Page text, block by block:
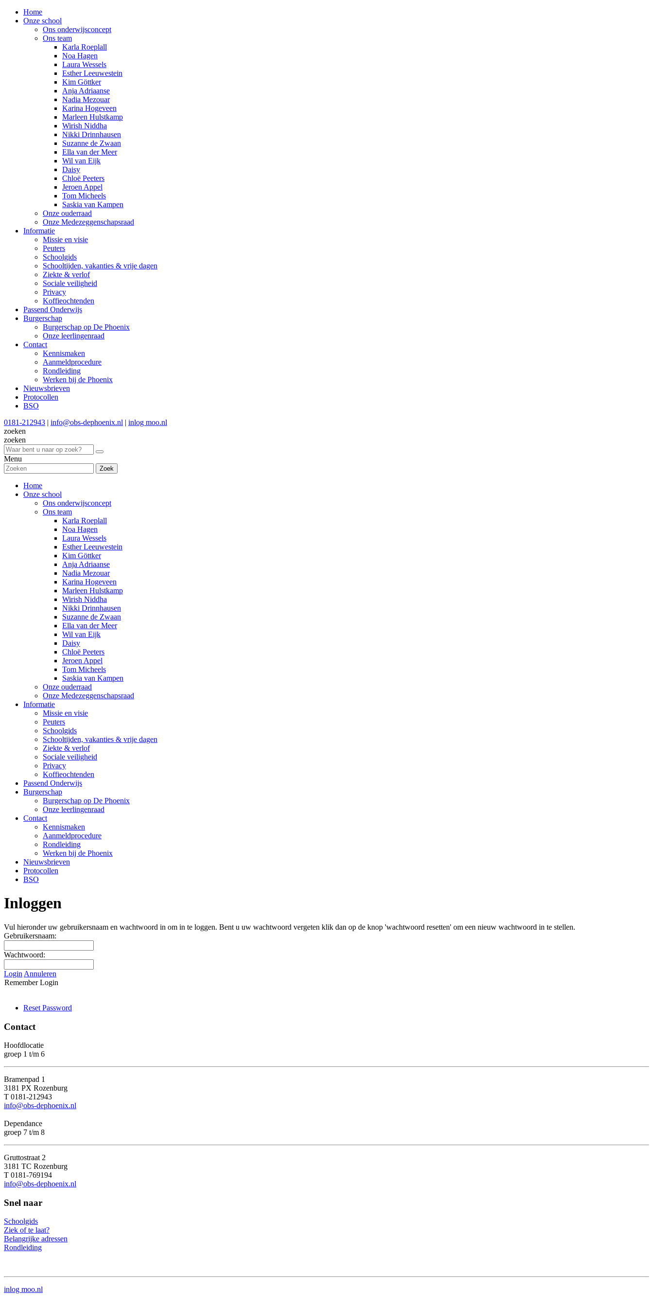
Home
Onze school
Ons onderwijsconcept
Ons team
Karla Roeplall
Noa Hagen
Laura Wessels
Esther Leeuwestein
Kim Göttker
Anja Adriaanse
Nadia Mezouar
Karina Hogeveen
Marleen Hulstkamp
Wirish Niddha
Nikki Drinnhausen
Suzanne de Zwaan
Ella van der Meer
Wil van Eijk
Daisy
Chloë Peeters
Jeroen Appel
Tom Micheels
Saskia van Kampen
Onze ouderraad
Onze Medezeggenschapsraad
Informatie
Missie en visie
Peuters
Schoolgids
Schooltijden, vakanties & vrije dagen
Ziekte & verlof
Sociale veiligheid
Privacy
Koffieochtenden
Passend Onderwijs
Burgerschap
Burgerschap op De Phoenix
Onze leerlingenraad
Contact
Kennismaken
Aanmeldprocedure
Rondleiding
Werken bij de Phoenix
Nieuwsbrieven
Protocollen
BSO
0181-212943 | info@obs-dephoenix.nl | inlog moo.nl
zoeken
zoeken
Menu
Zoek
Home
Onze school
Ons onderwijsconcept
Ons team
Karla Roeplall
Noa Hagen
Laura Wessels
Esther Leeuwestein
Kim Göttker
Anja Adriaanse
Nadia Mezouar
Karina Hogeveen
Marleen Hulstkamp
Wirish Niddha
Nikki Drinnhausen
Suzanne de Zwaan
Ella van der Meer
Wil van Eijk
Daisy
Chloë Peeters
Jeroen Appel
Tom Micheels
Saskia van Kampen
Onze ouderraad
Onze Medezeggenschapsraad
Informatie
Missie en visie
Peuters
Schoolgids
Schooltijden, vakanties & vrije dagen
Ziekte & verlof
Sociale veiligheid
Privacy
Koffieochtenden
Passend Onderwijs
Burgerschap
Burgerschap op De Phoenix
Onze leerlingenraad
Contact
Kennismaken
Aanmeldprocedure
Rondleiding
Werken bij de Phoenix
Nieuwsbrieven
Protocollen
BSO
Inloggen
Vul hieronder uw gebruikersnaam en wachtwoord in om in te loggen. Bent u uw wachtwoord vergeten klik dan op de knop 'wachtwoord resetten' om een nieuw wachtwoord in te stellen.
Gebruikersnaam:
Wachtwoord:
Login Annuleren
Remember Login
Reset Password
Contact
Hoofdlocatie
groep 1 t/m 6
Bramenpad 1
3181 PX Rozenburg
T 0181-212943
info@obs-dephoenix.nl
Dependance
groep 7 t/m 8
Gruttostraat 2
3181 TC Rozenburg
T 0181-769194
info@obs-dephoenix.nl
Snel naar
Schoolgids
Ziek of te laat?
Belangrijke adressen
Rondleiding
inlog moo.nl